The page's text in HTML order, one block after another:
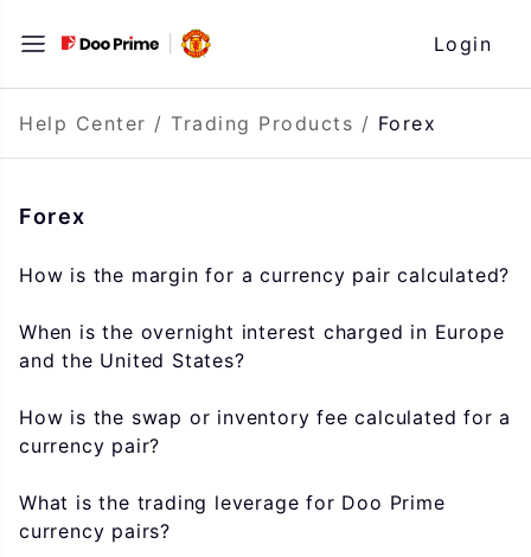
content
Login
Help Center / Trading Products / Forex
Forex
How is the margin for a currency pair calculated?
When is the overnight interest charged in Europe
and the United States?
How is the swap or inventory fee calculated for a
currency pair?
What is the trading leverage for Doo Prime
currency pairs?